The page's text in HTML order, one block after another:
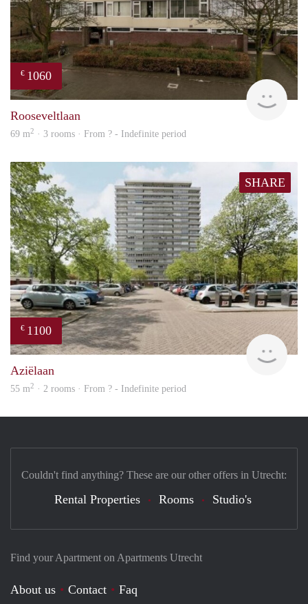
€ 1060
Rooseveltlaan
69 m2 · 3 rooms · From ? - Indefinite period
SHARE
€ 1100
Aziëlaan
55 m2 · 2 rooms · From ? - Indefinite period
Find your Apartment on Apartments Utrecht
About us Contact Faq
Couldn't find anything? These are our other offers in Utrecht:
Rental Properties Rooms Studio's